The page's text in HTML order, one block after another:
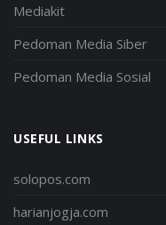
Mediakit
Pedoman Media Siber
Pedoman Media Sosial
USEFUL LINKS
solopos.com
harianjogja.com